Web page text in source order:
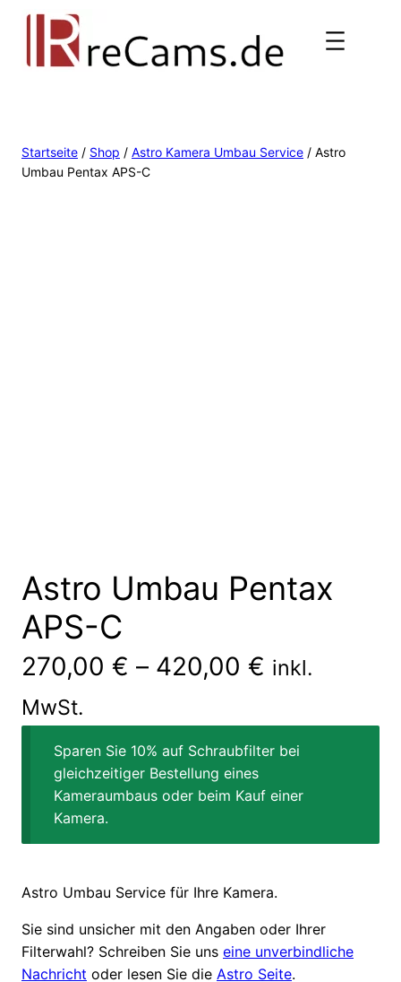
Startseite / Shop / Astro Kamera Umbau Service / Astro
Umbau Pentax APS-C
Astro Umbau Pentax
APS-C
270,00 € – 420,00 € inkl.
MwSt.
Sparen Sie 10% auf Schraubfilter bei
gleichzeitiger Bestellung eines
Kameraumbaus oder beim Kauf einer
Kamera.
Astro Umbau Service für Ihre Kamera.
Sie sind unsicher mit den Angaben oder Ihrer
Filterwahl? Schreiben Sie uns eine unverbindliche
Nachricht oder lesen Sie die Astro Seite.